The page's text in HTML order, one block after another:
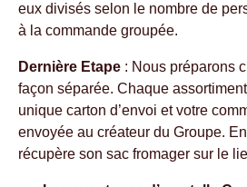
eux divisés selon le nombre de
à la commande groupée.
Dernière Etape : Nous préparons
façon séparée. Chaque
unique carton d’envoi et votre
envoyée au créateur du Groupe.
récupère son sac fromager sur le